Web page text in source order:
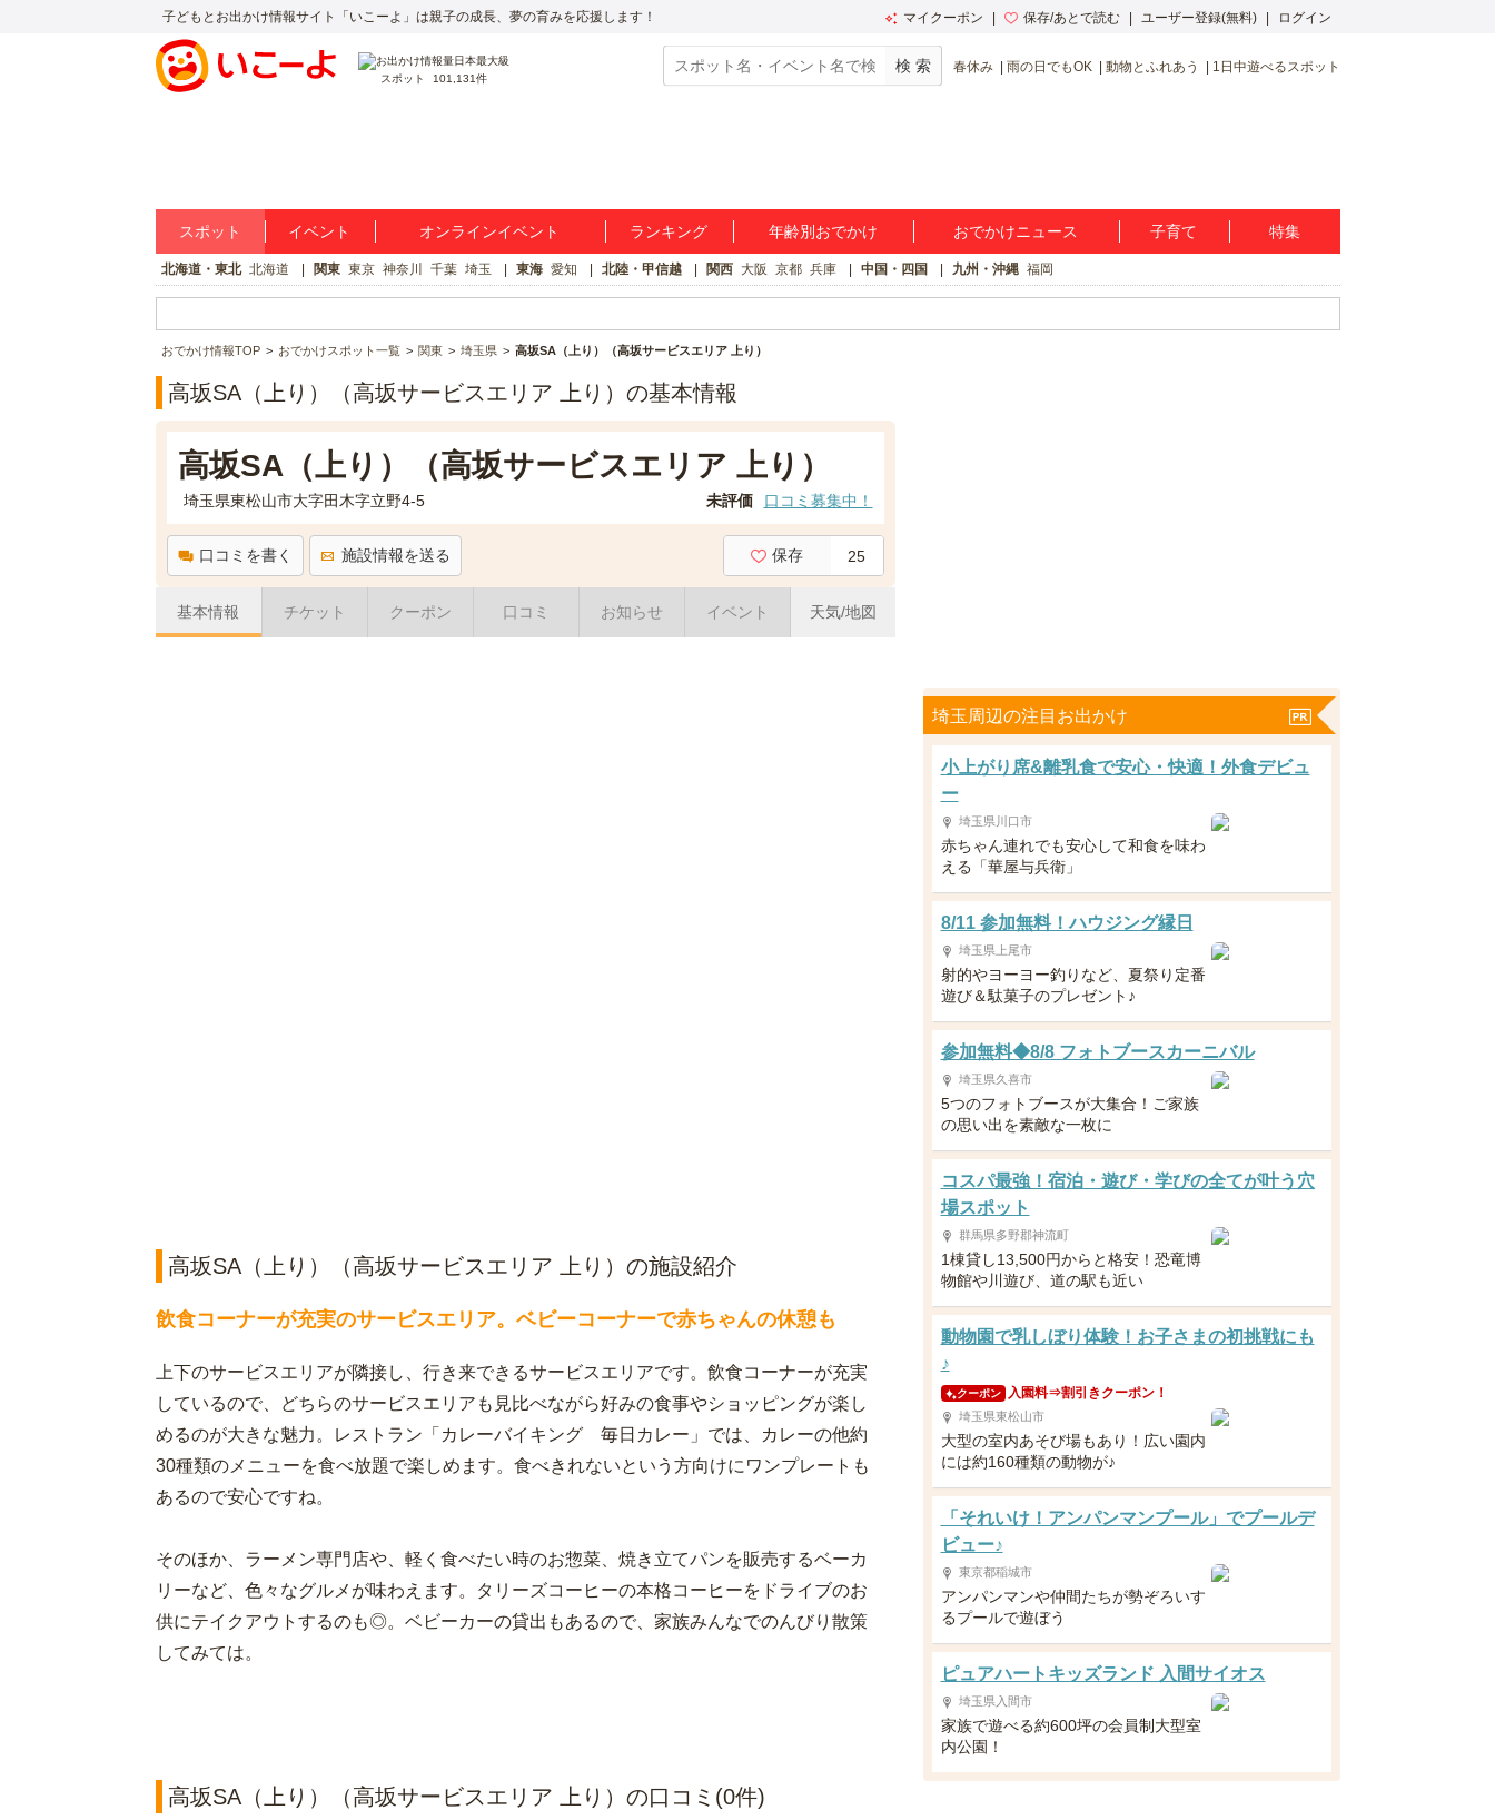
子どもとお出かけ情報サイト「いこーよ」は親子の成長、夢の育みを応援します！ マイクーポン 保存/あとで読む ユーザー登録(無料) ログイン
スポット 101,131件
春休み 雨の日でもOK 動物とふれあう 1日中遊べるスポット
スポット イベント オンラインイベント ランキング 年齢別おでかけ おでかけニュース 子育て 特集
北海道・東北 北海道 関東 東京 神奈川 千葉 埼玉 東海 愛知 北陸・甲信越 関西 大阪 京都 兵庫 中国・四国 九州・沖縄 福岡
おでかけ情報TOP おでかけスポット一覧 関東 埼玉県 高坂SA（上り）（高坂サービスエリア 上り）
高坂SA（上り）（高坂サービスエリア 上り）の基本情報
高坂SA（上り）（高坂サービスエリア 上り）
埼玉県東松山市大字田木字立野4-5 未評価 口コミ募集中！
口コミを書く 施設情報を送る 保存 25
基本情報 チケット クーポン 口コミ お知らせ イベント 天気/地図
高坂SA（上り）（高坂サービスエリア 上り）の施設紹介
飲食コーナーが充実のサービスエリア。ベビーコーナーで赤ちゃんの休憩も
上下のサービスエリアが隣接し、行き来できるサービスエリアです。飲食コーナーが充実
しているので、どちらのサービスエリアも見比べながら好みの食事やショッピングが楽し
めるのが大きな魅力。レストラン「カレーバイキング 毎日カレー」では、カレーの他約
30種類のメニューを食べ放題で楽しめます。食べきれないという方向けにワンプレートも
あるので安心ですね。
そのほか、ラーメン専門店や、軽く食べたい時のお惣菜、焼き立てパンを販売するベーカ
リーなど、色々なグルメが味わえます。タリーズコーヒーの本格コーヒーをドライブのお
供にテイクアウトするのも◎。ベビーカーの貸出もあるので、家族みんなでのんびり散策
してみては。
高坂SA（上り）（高坂サービスエリア 上り）の口コミ(0件)
埼玉周辺の注目お出かけ
小上がり席&離乳食で安心・快適！外食デビュ
ー
埼玉県川口市
赤ちゃん連れでも安心して和食を味わ
える「華屋与兵衛」
8/11 参加無料！ハウジング縁日
埼玉県上尾市
射的やヨーヨー釣りなど、夏祭り定番
遊び＆駄菓子のプレゼント♪
参加無料◆8/8 フォトブースカーニバル
埼玉県久喜市
5つのフォトブースが大集合！ご家族
の思い出を素敵な一枚に
コスパ最強！宿泊・遊び・学びの全てが叶う穴
場スポット
群馬県多野郡神流町
1棟貸し13,500円からと格安！恐竜博
物館や川遊び、道の駅も近い
動物園で乳しぼり体験！お子さまの初挑戦にも
♪
クーポン 入園料⇒割引きクーポン！
埼玉県東松山市
大型の室内あそび場もあり！広い園内
には約160種類の動物が♪
「それいけ！アンパンマンプール」でプールデ
ビュー♪
東京都稲城市
アンパンマンや仲間たちが勢ぞろいす
るプールで遊ぼう
ピュアハートキッズランド 入間サイオス
埼玉県入間市
家族で遊べる約600坪の会員制大型室
内公園！